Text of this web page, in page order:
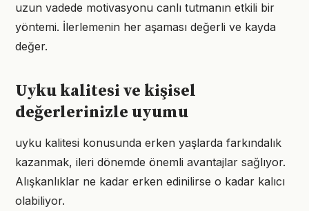
uzun vadede motivasyonu canlı tutmanın etkili bir
yöntemi. İlerlemenin her aşaması değerli ve kayda
değer.
Uyku kalitesi ve kişisel
değerlerinizle uyumu
uyku kalitesi konusunda erken yaşlarda farkındalık
kazanmak, ileri dönemde önemli avantajlar sağlıyor.
Alışkanlıklar ne kadar erken edinilirse o kadar kalıcı
olabiliyor.